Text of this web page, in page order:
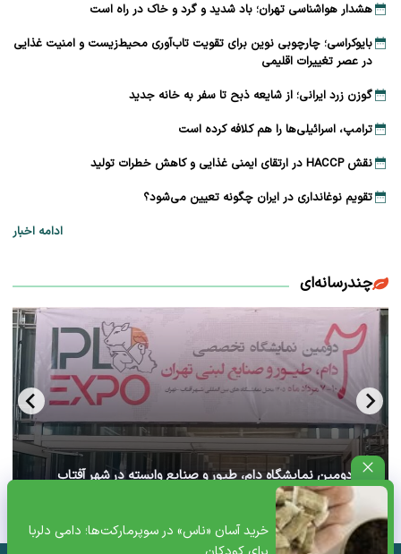
خرید آسان «ناس» در سوپرمارکت‌ها؛ دامی دلربا
هشدار هواشناسی تهران؛ باد شدید و گرد و خاک در راه است
بایوکراسی؛ چارچوبی نوین برای تقویت تاب‌آوری محیط‌زیست و امنیت غذایی
در عصر تغییرات اقلیمی
گوزن زرد ایرانی؛ از شایعه ذبح تا سفر به خانه جدید
ترامپ، اسرائیلی‌ها را هم کلافه کرده است
نقش HACCP در ارتقای ایمنی غذایی و کاهش خطرات تولید
تقویم نوغانداری در ایران چگونه تعیین می‌شود؟
ادامه اخبار
چندرسانه‌ای
آغاز دومین نمایشگاه دام، طیور و صنایع وابسته در شهر آفتاب
تهران+ ویدئو